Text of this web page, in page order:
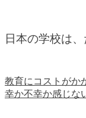
日本の学校は
教育にコストがか
幸か不幸か感じな